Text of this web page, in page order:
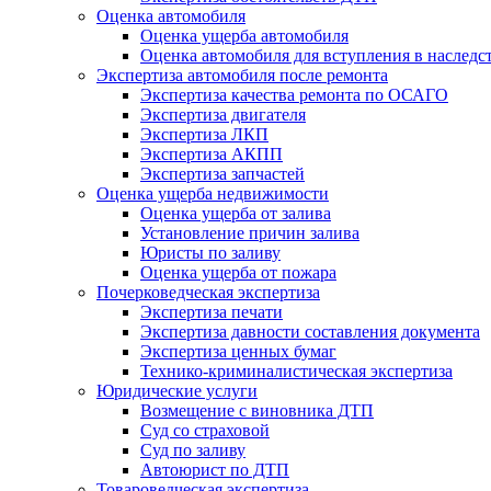
Оценка автомобиля
Оценка ущерба автомобиля
Оценка автомобиля для вступления в
Экспертиза автомобиля после ремонта
Экспертиза качества ремонта по ОСАГО
Экспертиза двигателя
Экспертиза ЛКП
Экспертиза АКПП
Экспертиза запчастей
Оценка ущерба недвижимости
Оценка ущерба от залива
Установление причин залива
Юристы по заливу
Оценка ущерба от пожара
Почерковедческая экспертиза
Экспертиза печати
Экспертиза давности составления документа
Экспертиза ценных бумаг
Технико-криминалистическая экспертиза
Юридические услуги
Возмещение с виновника ДТП
Суд со страховой
Суд по заливу
Автоюрист по ДТП